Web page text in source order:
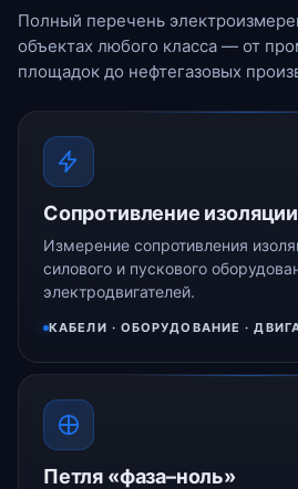
Полный перечень
объектах любого класса — от
площадок до нефтегазовых
Сопротивление изоляции
Измерение сопротивления
силового и пускового
электродвигателей.
КАБЕЛИ · ОБОРУДОВАНИЕ ·
Петля «фаза–ноль»